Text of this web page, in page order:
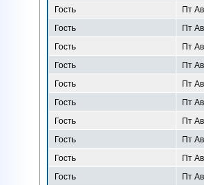
Гость
Пт
Гость
Пт
Гость
Пт
Гость
Пт
Гость
Пт
Гость
Пт
Гость
Пт
Гость
Пт
Гость
Пт
Гость
Пт